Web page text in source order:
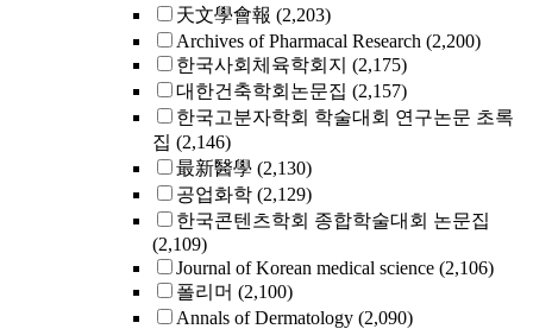
天文學會報 (2,203)
Archives of Pharmacal Research (2,200)
한국사회체육학회지 (2,175)
대한건축학회논문집 (2,157)
한국고분자학회 학술대회 연구논문 초록
집 (2,146)
最新醫學 (2,130)
공업화학 (2,129)
한국콘텐츠학회 종합학술대회 논문집
(2,109)
Journal of Korean medical science (2,106)
폴리머 (2,100)
Annals of Dermatology (2,090)